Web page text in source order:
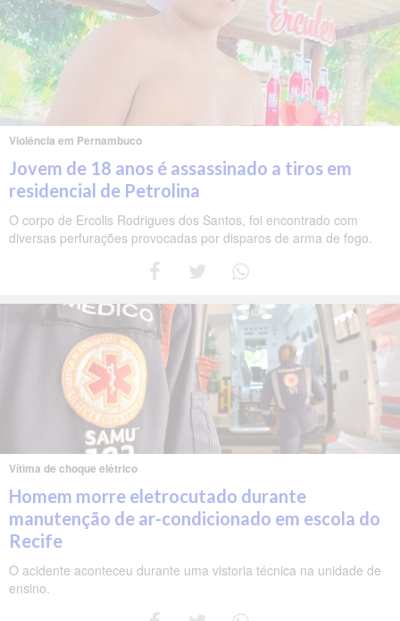
Violência em Pernambuco
Jovem de 18 anos é assassinado a tiros em
residencial de Petrolina
O corpo de Ercolis Rodrigues dos Santos, foi encontrado com
diversas perfurações provocadas por disparos de arma de fogo.
Vítima de choque elétrico
Homem morre eletrocutado durante
manutenção de ar-condicionado em escola do
Recife
O acidente aconteceu durante uma vistoria técnica na unidade de
ensino.